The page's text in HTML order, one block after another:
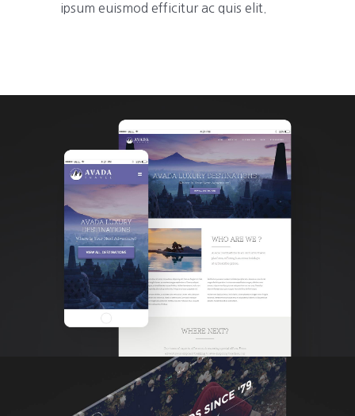
ipsum euismod efficitur ac quis elit.